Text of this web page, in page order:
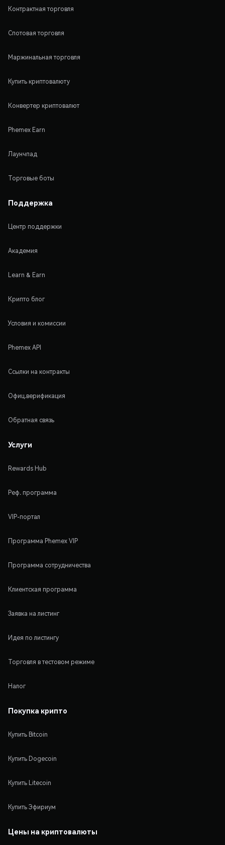
Контрактная торговля
Спотовая торговля
Маржинальная торговля
Купить криптовалюту
Конвертер криптовалют
Phemex Earn
Лаунчпад
Торговые боты
Поддержка
Центр поддержки
Академия
Learn & Earn
Крипто блог
Условия и комиссии
Phemex API
Ссылки на контракты
Офиц.верификация
Обратная связь
Услуги
Rewards Hub
Реф. программа
VIP-портал
Программа Phemex VIP
Программа сотрудничества
Клиентская программа
Заявка на листинг
Идея по листингу
Торговля в тестовом режиме
Налог
Покупка крипто
Купить Bitcoin
Купить Dogecoin
Купить Litecoin
Купить Эфириум
Цены на криптовалюты